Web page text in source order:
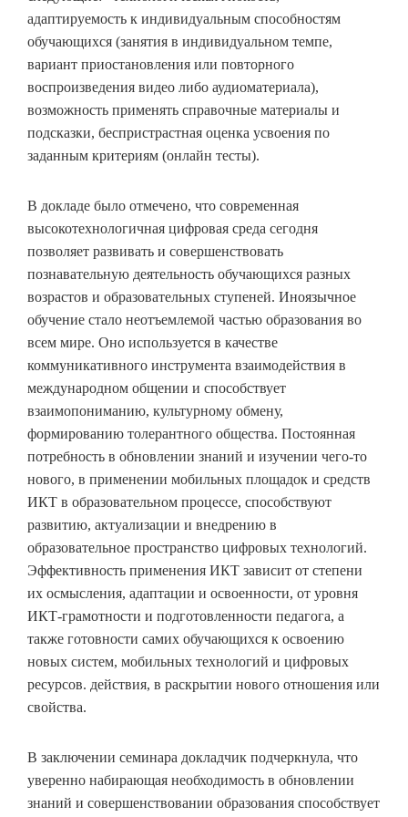
адаптируемость к индивидуальным способностям
обучающихся (занятия в индивидуальном темпе,
вариант приостановления или повторного
воспроизведения видео либо аудиоматериала),
возможность применять справочные материалы и
подсказки, беспристрастная оценка усвоения по
заданным критериям (онлайн тесты).
В докладе было отмечено, что современная
высокотехнологичная цифровая среда сегодня
позволяет развивать и совершенствовать
познавательную деятельность обучающихся разных
возрастов и образовательных ступеней. Иноязычное
обучение стало неотъемлемой частью образования во
всем мире. Оно используется в качестве
коммуникативного инструмента взаимодействия в
международном общении и способствует
взаимопониманию, культурному обмену,
формированию толерантного общества. Постоянная
потребность в обновлении знаний и изучении чего-то
нового, в применении мобильных площадок и средств
ИКТ в образовательном процессе, способствуют
развитию, актуализации и внедрению в
образовательное пространство цифровых технологий.
Эффективность применения ИКТ зависит от степени
их осмысления, адаптации и освоенности, от уровня
ИКТ-грамотности и подготовленности педагога, а
также готовности самих обучающихся к освоению
новых систем, мобильных технологий и цифровых
ресурсов. действия, в раскрытии нового отношения или
свойства.
В заключении семинара докладчик подчеркнула, что
уверенно набирающая необходимость в обновлении
знаний и совершенствовании образования способствует